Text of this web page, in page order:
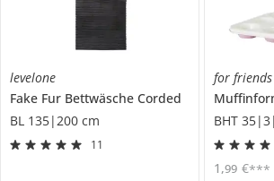
levelone
Fake Fur Bettwäsche Corded
BL 135|200 cm
11
for friends
BHT
1 ,99 €***